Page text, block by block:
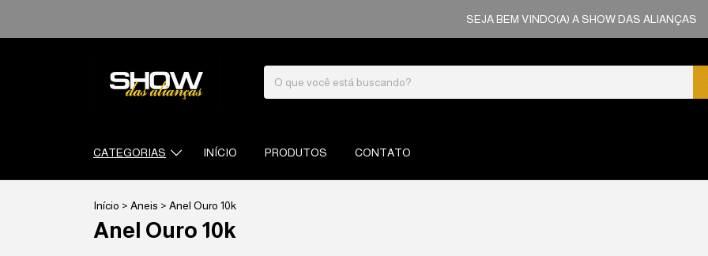
SEJA BEM VINDO(A) A SHOW DAS ALIANÇAS
CATEGORIAS INÍCIO PRODUTOS CONTATO
Início > Aneis > Anel Ouro 10k
Anel Ouro 10k